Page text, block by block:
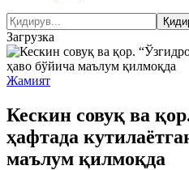
Загрузка
Жамият
Кескин совуқ ва
ҳафтада
маълум қилмоқда